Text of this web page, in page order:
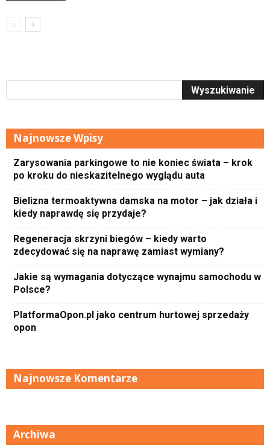
Najnowsze Wpisy
Zarysowania parkingowe to nie koniec świata – krok
po kroku do nieskazitelnego wyglądu auta
Bielizna termoaktywna damska na motor – jak działa i
kiedy naprawdę się przydaje?
Regeneracja skrzyni biegów – kiedy warto
zdecydować się na naprawę zamiast wymiany?
Jakie są wymagania dotyczące wynajmu samochodu w
Polsce?
PlatformaOpon.pl jako centrum hurtowej sprzedaży
opon
Najnowsze Komentarze
Archiwa